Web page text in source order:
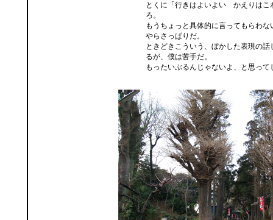
とくに「行きはよいよい かえりはこ
ろ。
もうちょっと具体的に言ってもらわな
やらさっぱりだ。
ときどきこういう、ぼかした表現の話
るが、僕は苦手だ。
もったいぶるんじゃないよ、と思って